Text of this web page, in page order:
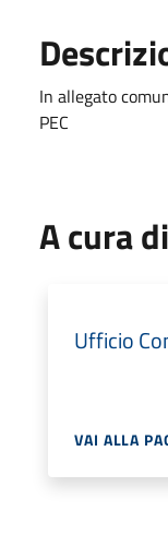
In allegato
PEC
A cura di
Ufficio
VAI ALLA